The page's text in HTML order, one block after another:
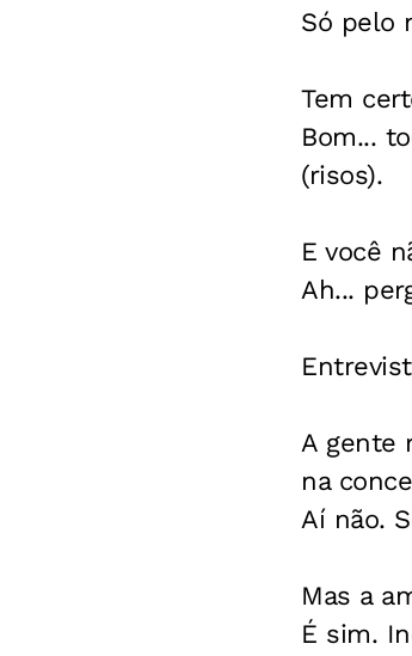
Só pelo
Tem
Bom...
(risos).
E você
Ah...
A gente
na
Aí não.
Mas a
É sim.